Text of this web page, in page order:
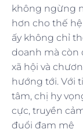
không ngừng
hơn cho thế
ấy không chỉ
doanh mà còn
xã hội và
hướng tới. Với
tâm, chị hy
cực, truyền
đuổi đam mê